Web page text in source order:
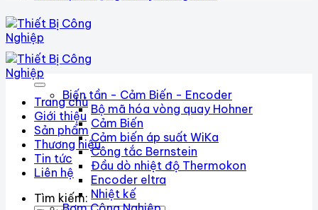
Trang chủ
Giới thiệu
Sản phẩm
Thương hiệu
Tin tức
Liên hệ
Tìm kiếm:
Biến tần - Cảm Biến - Encoder
Bộ mã hóa vòng quay Hohner
Cảm Biến
Cảm biến áp suất WiKa
Công tắc Bernstein
Đầu dò nhiệt độ Thermokon
Encoder eltra
Nhiệt kế